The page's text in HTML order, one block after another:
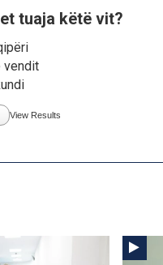
tuaja këtë vit?
vendit
View Results